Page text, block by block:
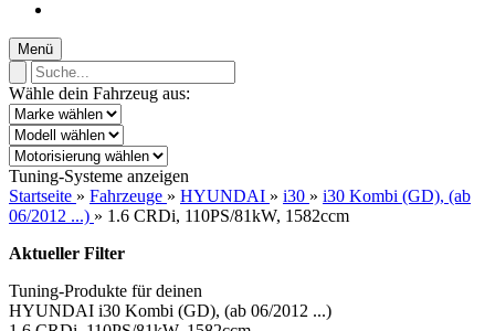
Menü
Wähle dein Fahrzeug aus:
Tuning-Systeme anzeigen
Startseite » Fahrzeuge » HYUNDAI » i30 » i30 Kombi (GD), (ab
06/2012 ...) » 1.6 CRDi, 110PS/81kW, 1582ccm
Aktueller Filter
Tuning-Produkte für deinen
HYUNDAI i30 Kombi (GD), (ab 06/2012 ...)